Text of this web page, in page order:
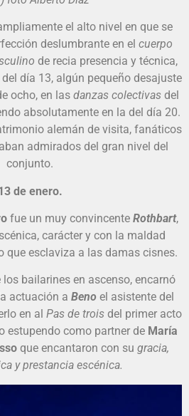
el alto nivel en que se
deslumbrante en el cuerpo
de recia presencia y técnica,
día 13, algún pequeño desajuste
ocho, en las danzas colectivasdel
absolutamente en la del día 20.
alemán de visita, fanáticos
admirados del gran nivel del
conjunto.
de enero.
fue un muy convincente Rothbart,
carácter y con la maldad
que esclaviza a las damas cisnes.
bailarines en ascenso, encarnó
actuación a Beno el asistente del
en al Pas de troisdel primer acto
estupendo como partner de María
que encantaron con su gracia,
y prestancia escénica.